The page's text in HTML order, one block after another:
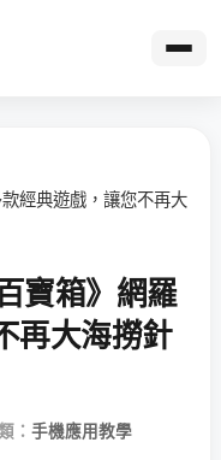
經典遊戲，讓您不再大
寶箱》網羅
再大海撈針
： 手機應用教學